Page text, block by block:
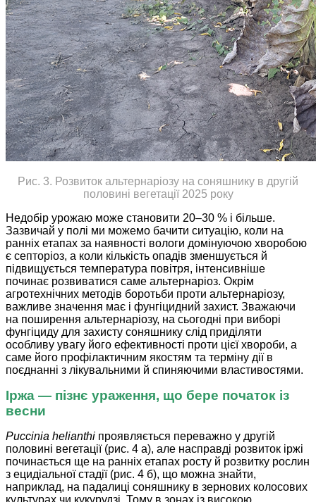
Рис. 3. Розвиток альтернаріозу на соняшнику в другій
половині вегетації 2025 року
Недобір урожаю може становити 20–30 % і більше.
Зазвичай у полі ми можемо бачити ситуацію, коли на
ранніх етапах за наявності вологи домінуючою хворобою
є септоріоз, а коли кількість опадів зменшується й
підвищується температура повітря, інтенсивніше
починає розвиватися саме альтернаріоз. Окрім
агротехнічних методів боротьби проти альтернаріозу,
важливе значення має і фунгіцидний захист. Зважаючи
на поширення альтернаріозу, на сьогодні при виборі
фунгіциду для захисту соняшнику слід приділяти
особливу увагу його ефективності проти цієї хвороби, а
саме його профілактичним якостям та терміну дії в
поєднанні з лікувальними й спиняючими властивостями.
Іржа — пізнє ураження, що бере початок із
весни
Puccinia helianthi проявляється переважно у другій
половині вегетації (рис. 4 а), але насправді розвиток іржі
починається ще на ранніх етапах росту й розвитку рослин
з ецидіальної стадії (рис. 4 б), що можна знайти,
наприклад, на падалиці соняшнику в зернових колосових